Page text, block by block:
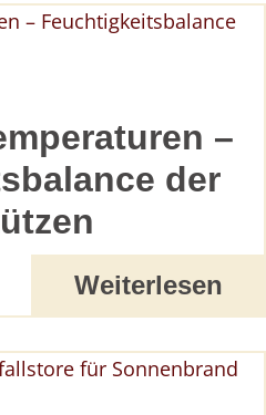
–
der
Weiterlesen